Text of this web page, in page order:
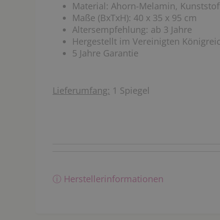
Material: Ahorn-Melamin,
Maße (BxTxH): 40 x 35 x 95 cm
Altersempfehlung: ab 3 Jahre
Hergestellt im Vereinigten
5 Jahre Garantie
Lieferumfang: 1 Spiegel
ⓘ Herstellerinformationen